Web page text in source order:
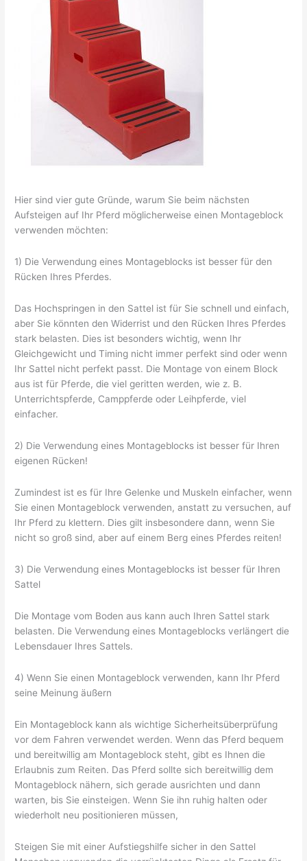
Hier sind vier gute Gründe, warum Sie beim nächsten
Aufsteigen auf Ihr Pferd möglicherweise einen Montageblock
verwenden möchten:
1) Die Verwendung eines Montageblocks ist besser für den
Rücken Ihres Pferdes.
Das Hochspringen in den Sattel ist für Sie schnell und einfach,
aber Sie könnten den Widerrist und den Rücken Ihres Pferdes
stark belasten. Dies ist besonders wichtig, wenn Ihr
Gleichgewicht und Timing nicht immer perfekt sind oder wenn
Ihr Sattel nicht perfekt passt. Die Montage von einem Block
aus ist für Pferde, die viel geritten werden, wie z. B.
Unterrichtspferde, Camppferde oder Leihpferde, viel
einfacher.
2) Die Verwendung eines Montageblocks ist besser für Ihren
eigenen Rücken!
Zumindest ist es für Ihre Gelenke und Muskeln einfacher, wenn
Sie einen Montageblock verwenden, anstatt zu versuchen, auf
Ihr Pferd zu klettern. Dies gilt insbesondere dann, wenn Sie
nicht so groß sind, aber auf einem Berg eines Pferdes reiten!
3) Die Verwendung eines Montageblocks ist besser für Ihren
Sattel
Die Montage vom Boden aus kann auch Ihren Sattel stark
belasten. Die Verwendung eines Montageblocks verlängert die
Lebensdauer Ihres Sattels.
4) Wenn Sie einen Montageblock verwenden, kann Ihr Pferd
seine Meinung äußern
Ein Montageblock kann als wichtige Sicherheitsüberprüfung
vor dem Fahren verwendet werden. Wenn das Pferd bequem
und bereitwillig am Montageblock steht, gibt es Ihnen die
Erlaubnis zum Reiten. Das Pferd sollte sich bereitwillig dem
Montageblock nähern, sich gerade ausrichten und dann
warten, bis Sie einsteigen. Wenn Sie ihn ruhig halten oder
wiederholt neu positionieren müssen,
Steigen Sie mit einer Aufstiegshilfe sicher in den Sattel